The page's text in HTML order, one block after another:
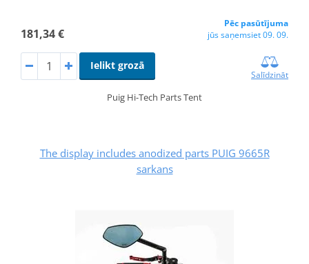
181,34 €
Pēc pasūtījuma
jūs saņemsiet 09. 09.
Ielikt grozā
Salīdzināt
Puig Hi-Tech Parts Tent
The display includes anodized parts PUIG 9665R
sarkans